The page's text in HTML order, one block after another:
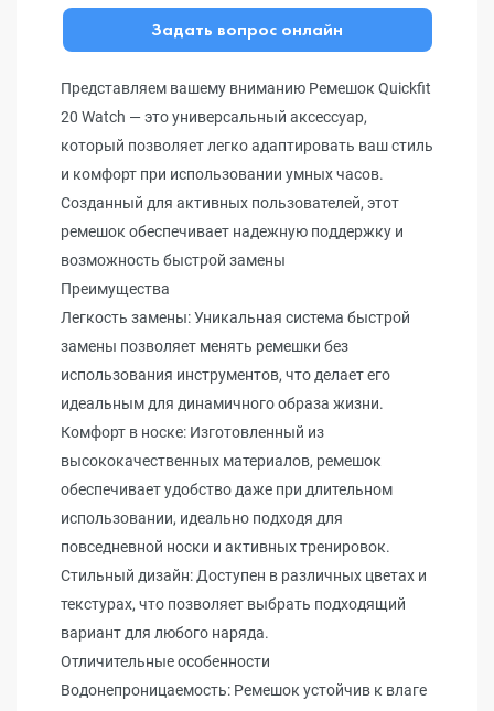
Задать вопрос онлайн
Представляем вашему вниманию Ремешок Quickfit
20 Watch — это универсальный аксессуар,
который позволяет легко адаптировать ваш стиль
и комфорт при использовании умных часов.
Созданный для активных пользователей, этот
ремешок обеспечивает надежную поддержку и
возможность быстрой замены
Преимущества
Легкость замены: Уникальная система быстрой
замены позволяет менять ремешки без
использования инструментов, что делает его
идеальным для динамичного образа жизни.
Комфорт в носке: Изготовленный из
высококачественных материалов, ремешок
обеспечивает удобство даже при длительном
использовании, идеально подходя для
повседневной носки и активных тренировок.
Стильный дизайн: Доступен в различных цветах и
текстурах, что позволяет выбрать подходящий
вариант для любого наряда.
Отличительные особенности
Водонепроницаемость: Ремешок устойчив к влаге